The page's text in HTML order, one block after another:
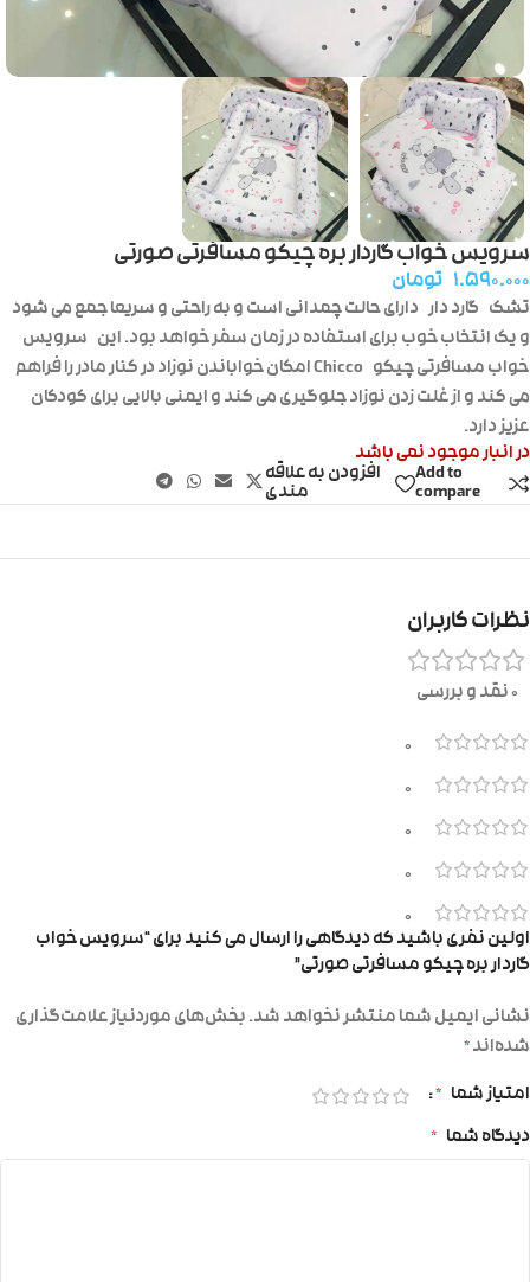
سرویس خواب گاردار بره چیکو مسافرتی صورتی
۱.۵۹۰.۰۰۰ تومان
تشک گارد داردارای حالت چمدانی است و به راحتی و سریعا جمع می شود
و یک انتخاب خوب برای استفاده در زمان سفر خواهد بود. این سرویس
خواب مسافرتی چیکو
Chicco امکان خواباندن نوزاد در کنار مادر را فراهم
می کند و از غلت زدن نوزاد جلوگیری می کند و ایمنی بالایی برای کودکان
عزیز دارد.
در انبار موجود نمی باشد
Add to
compare
افزودن به علاقه
مندی
نظرات کاربران
0 نقد و بررسی
0
0
0
0
0
اولین نفری باشید که دیدگاهی را ارسال می کنید برای “سرویس خواب
گاردار بره چیکو مسافرتی صورتی”
نشانی ایمیل شما منتشر نخواهد شد.بخش‌های موردنیاز علامت‌گذاری
شده‌اند*
امتیاز شما *
دیدگاه شما *